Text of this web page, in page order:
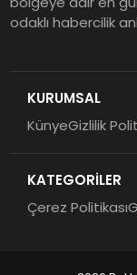
odaklı habercilik
KURUMSAL
KünyeGizlilik
KATEGORİLER
Çerez Politikası